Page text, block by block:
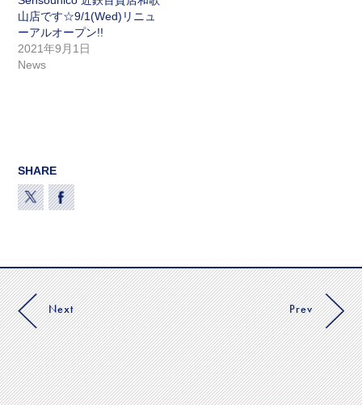
山店です☆9/1(Wed)リニュ
ーアルオープン!!
2021年9月1日
News
SHARE
Next Prev